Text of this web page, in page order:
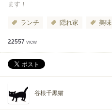
ます！
ランチ 隠れ家 美
22557 view
谷根千黒猫